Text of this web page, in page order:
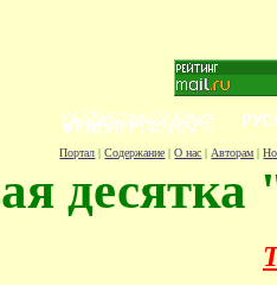
Портал |Содержание |О нас | Авторам |
десятка